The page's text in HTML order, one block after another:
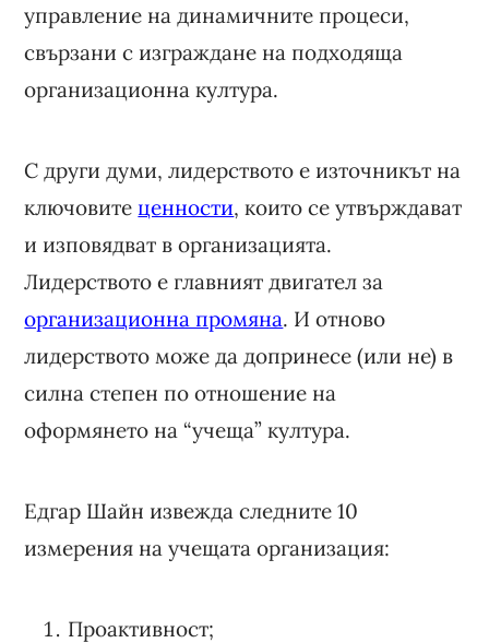
управление на динамичните процеси,
свързани с изграждане на подходяща
организационна култура.
С други думи, лидерството е източникът на
ключовите ценности, които се утвърждават
и изповядват в организацията.
Лидерството е главният двигател за
организационна промяна. И отново
лидерството може да допринесе (или не) в
силна степен по отношение на
оформянето на “учеща” култура.
Едгар Шайн извежда следните 10
измерения на учещата организация:
Проактивност;